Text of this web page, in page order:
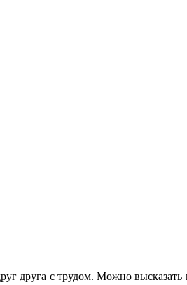
друга с трудом. Можно высказать